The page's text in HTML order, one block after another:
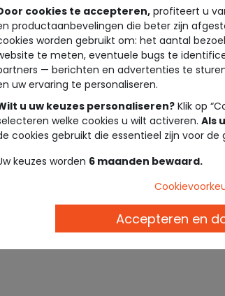
cookies te accepteren,profiteert u
productaanbevelingen die beter zijn
worden gebruikt om: het aantal
te meten, eventuele bugs te
— berichten en advertenties te
uw ervaring te personaliseren.
u uw keuzes personaliseren? Klik op
welke cookies u wilt activeren. Als
cookies gebruikt die essentieel zijn voor de
keuzes worden 6 maanden bewaard.
Accepteren en